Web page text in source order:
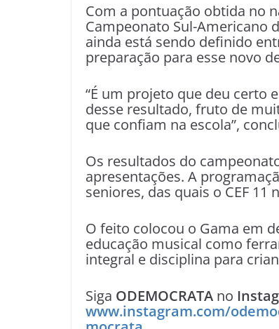
Com a pontuação obtida no
Campeonato Sul-Americano
ainda está sendo definido
preparação para esse novo
“É um projeto que deu certo
desse resultado, fruto de
que confiam na escola”,
Os resultados do
apresentações. A
seniores, das quais o CEF 11
O feito colocou o Gama em
educação musical como
integral e disciplina para
Siga ODEMOCRATA no
www.instagram.com/